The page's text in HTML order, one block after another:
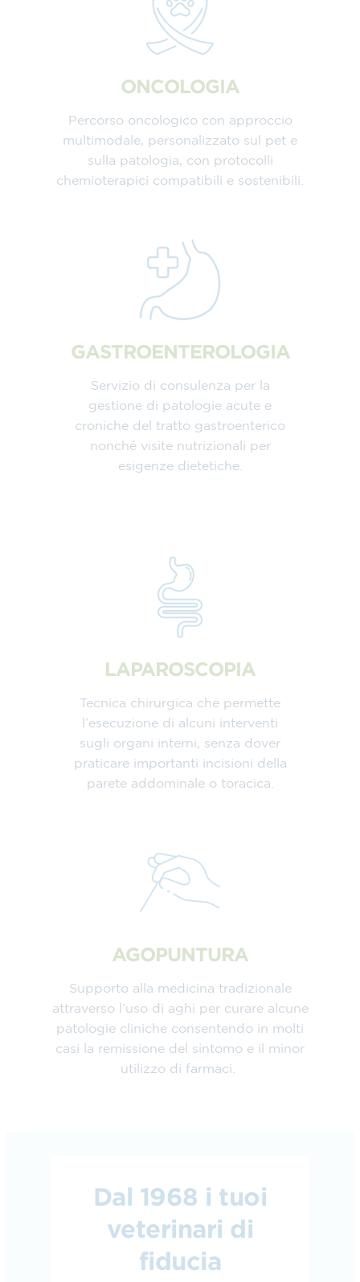
ONCOLOGIA
Percorso oncologico con approccio
multimodale, personalizzato sul pet e
sulla patologia, con protocolli
chemioterapici compatibili e sostenibili.
GASTROENTEROLOGIA
Servizio di consulenza per la
gestione di patologie acute e
croniche del tratto gastroenterico
nonché visite nutrizionali per
esigenze dietetiche.
LAPAROSCOPIA
Tecnica chirurgica che permette
l’esecuzione di alcuni interventi
sugli organi interni, senza dover
praticare importanti incisioni della
parete addominale o toracica.
AGOPUNTURA
Supporto alla medicina tradizionale
attraverso l’uso di aghi per curare alcune
patologie cliniche consentendo in molti
casi la remissione del sintomo e il minor
utilizzo di farmaci.
Dal 1968 i tuoi
veterinari di
fiducia